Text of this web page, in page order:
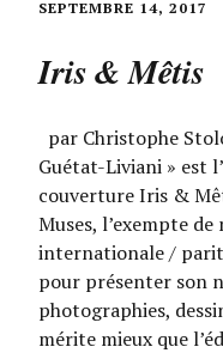
SEPTEMBRE 14, 2017
Iris & Mêtis
par Christophe
Guétat-Liviani » est
couverture Iris &
Muses, l’exempte
internationale /
pour présenter son
photographies,
mérite mieux que